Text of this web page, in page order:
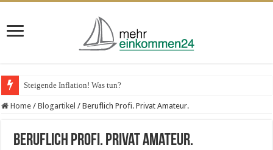
Steigende Inflation! Was tun?
Home / Blogartikel / Beruflich Profi. Privat Amateur.
Beruflich Profi. Privat Amateur.